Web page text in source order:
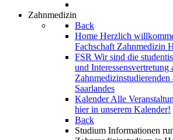
Zahnmedizin
Back
Home Herzlich
Fachschaft Zahnmedizin
FSR Wir sind die
und Interessensvertretung
Saarlandes
KalenderAlle
hier in unserem Kalender!
Back
Studium Informationen